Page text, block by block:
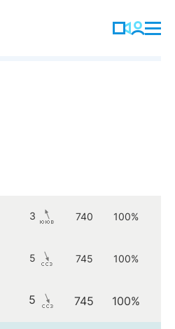
3 740 100%
5 745 100%
5 745 100%